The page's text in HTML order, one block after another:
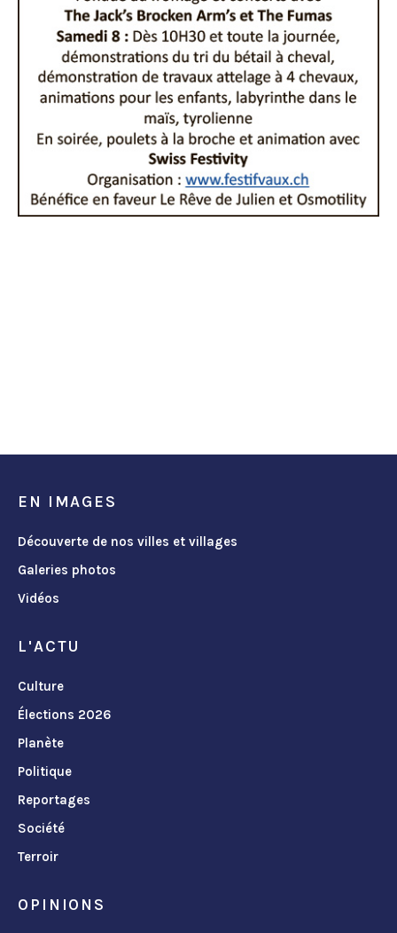
EN IMAGES
Découverte de nos villes et villages
Galeries photos
Vidéos
L'ACTU
Culture
Élections 2026
Planète
Politique
Reportages
Société
Terroir
OPINIONS